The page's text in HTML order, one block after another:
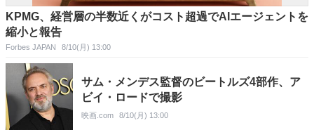
KPMG、経営層の半数近くがコスト超過でAIエージェントを
縮小と報告
Forbes JAPAN 8/10(月) 13:00
サム・メンデス監督のビートルズ4部作、ア
ビイ・ロードで撮影
映画.com 8/10(月) 13:00